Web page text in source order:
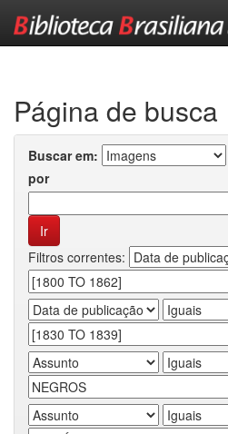
Página de busca
Buscar em:
por
Filtros correntes: